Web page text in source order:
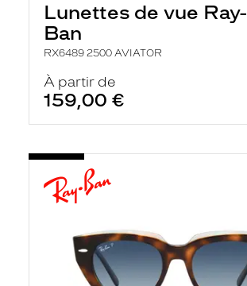
Lunettes de vue Ray-
Ban
RX6489 2500 AVIATOR
À partir de
159,00 €